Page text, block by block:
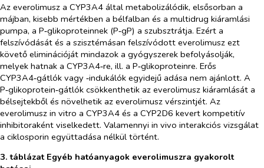
Az everolimusz a CYP3A4 által metabolizálódik, elsősorban a
májban, kisebb mértékben a bélfalban és a multidrug kiáramlási
pumpa, a P‑glikoproteinnek (P‑gP) a szubsztrátja. Ezért a
felszívódását és a szisztémásan felszívódott everolimusz ezt
követő eliminációját mindazok a gyógyszerek befolyásolják,
melyek hatnak a CYP3A4‑re, ill. a P‑glikoproteinre. Erős
CYP3A4‑gátlók vagy ‑indukálók egyidejű adása nem ajánlott. A
P‑glikoprotein‑gátlók csökkenthetik az everolimusz kiáramlását a
bélsejtekből és növelhetik az everolimusz vérszintjét. Az
everolimusz in vitro a CYP3A4 és a CYP2D6 kevert kompetitív
inhibitoraként viselkedett. Valamennyi in vivo interakciós vizsgálat
a ciklosporin együttadása nélkül történt.
3. táblázat Egyéb hatóanyagok everolimuszra gyakorolt